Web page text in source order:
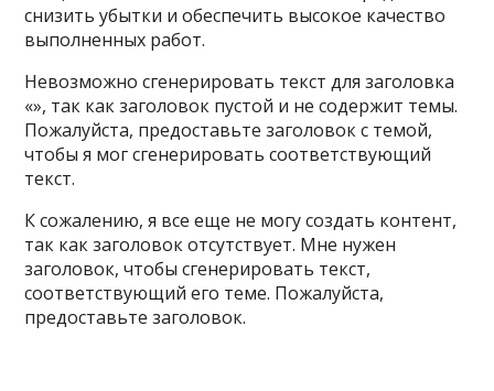
снизить убытки и обеспечить высокое качество
выполненных работ.
Невозможно сгенерировать текст для заголовка
«», так как заголовок пустой и не содержит темы.
Пожалуйста, предоставьте заголовок с темой,
чтобы я мог сгенерировать соответствующий
текст.
К сожалению, я все еще не могу создать контент,
так как заголовок отсутствует. Мне нужен
заголовок, чтобы сгенерировать текст,
соответствующий его теме. Пожалуйста,
предоставьте заголовок.